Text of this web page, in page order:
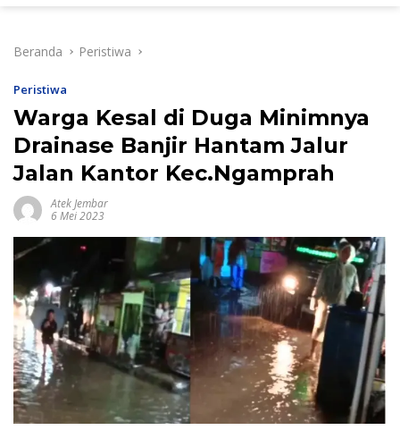
Beranda Peristiwa
Peristiwa
Warga Kesal di Duga Minimnya
Drainase Banjir Hantam Jalur
Jalan Kantor Kec.Ngamprah
Atek Jembar
6 Mei 2023